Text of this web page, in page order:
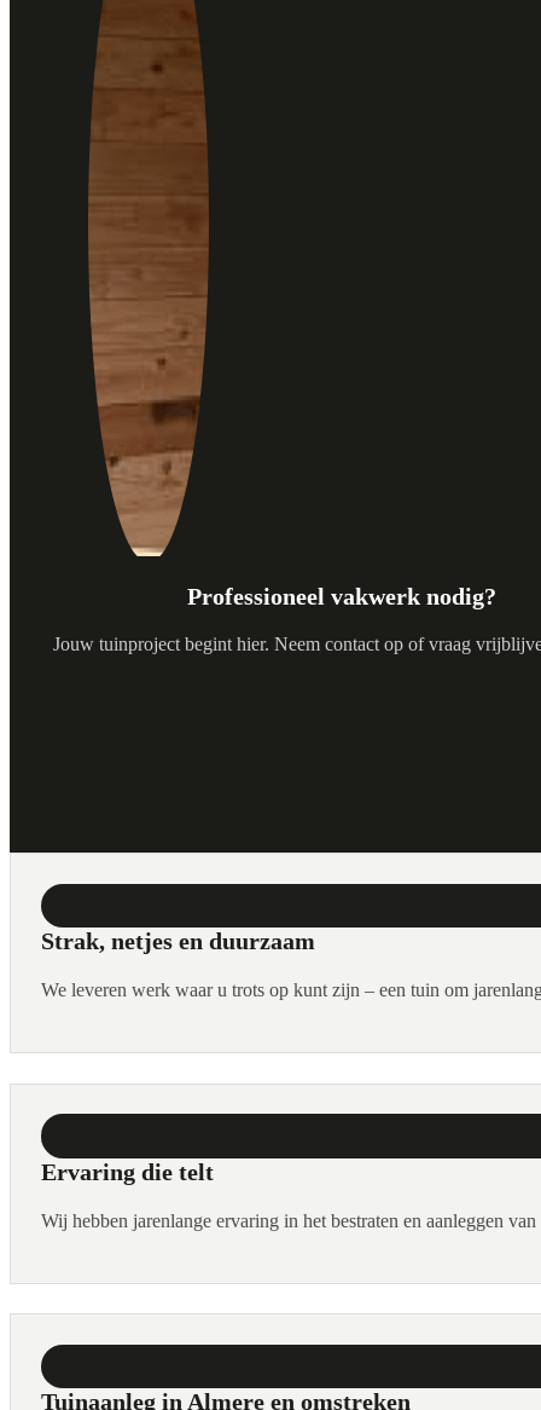
Professioneel vakwerk nodig?
Jouw tuinproject begint hier. Neem contact op of vraag
Strak, netjes en duurzaam
We leveren werk waar u trots op kunt zijn – een tuin om
Ervaring die telt
Wij hebben jarenlange ervaring in het bestraten en aanleggen
Tuinaanleg in Almere en omstreken